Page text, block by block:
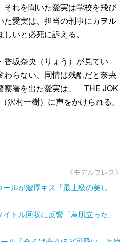
それを聞いた愛実は学校を飛び
た愛実は、担当の刑事にカヲル
いと必死に訴える。
香坂奈央（りょう）が見てい
わらない、同情は残酷だと奈央
察署を出た愛実は、「THE JOK
沢村一樹）に声をかけられる。
《モデルプレス》
ールが濃厚キス「最上級の美し
イトル回収に反響「鳥肌立った」